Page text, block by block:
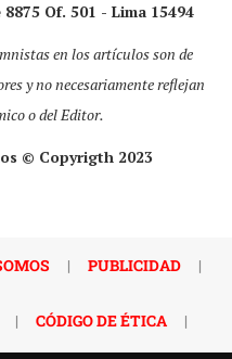
Of. 501 - Lima 15494
en los artículos son de
y no necesariamente reflejan
o del Editor.
© Copyrigth 2023
| PUBLICIDAD |
| CÓDIGO DE ÉTICA |